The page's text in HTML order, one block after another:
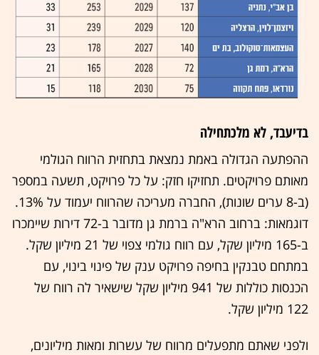
בדיעבד, לא מלכתחילה
ההפתעה הגדולה באמת נמצאת בתחזית הרווח הגולמי
מאותם פרויקטים. תחזיקו חזק: על כל פרויקט, תשעה במספר
(ב-8 ערים שונות), החברה מעריכה שהרווח יעמוד על 13%.
דוגמאות: ברחוב הרא"ה ברמת גן מדובר ב-72 דירות שיימכרו
ב-165 מיליון שקל, עם רווח גולמי צפוי של 21 מיליון שקל.
במתחם טבנקין בחיפה פרויקט ענק של פינוי בינוי, עם
הכנסות כוללות של 941 מיליון שקל שישאיר לה רווח של
122 מיליון שקל.
ולפני שאתם מתפעלים מרווח של עשרות ומאות מיליונים,